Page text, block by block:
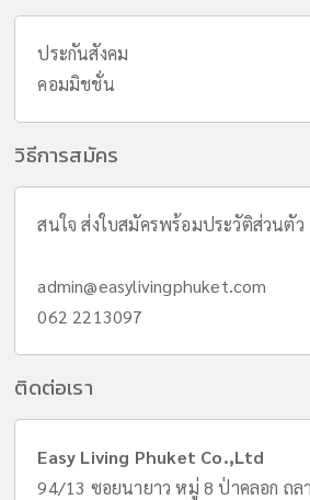
ประกันสังคม
คอมมิชชั่น
วิธีการสมัคร
สนใจ ส่งใบสมัครพร้อมประวัติส่วนตัว
admin@easylivingphuket.com
062 2213097
ติดต่อเรา
Easy Living Phuket Co.,Ltd
94/13 ซอยนายาว หมู่ 8 ป่าคลอก ถล